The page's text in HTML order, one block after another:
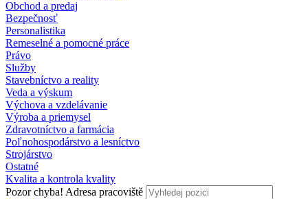
Obchod a predaj
Bezpečnosť
Personalistika
Remeselné a pomocné práce
Právo
Služby
Stavebníctvo a reality
Veda a výskum
Výchova a vzdelávanie
Výroba a priemysel
Zdravotníctvo a farmácia
Poľnohospodárstvo a lesníctvo
Strojárstvo
Ostatné
Kvalita a kontrola kvality
Pozor chyba! Adresa pracoviště